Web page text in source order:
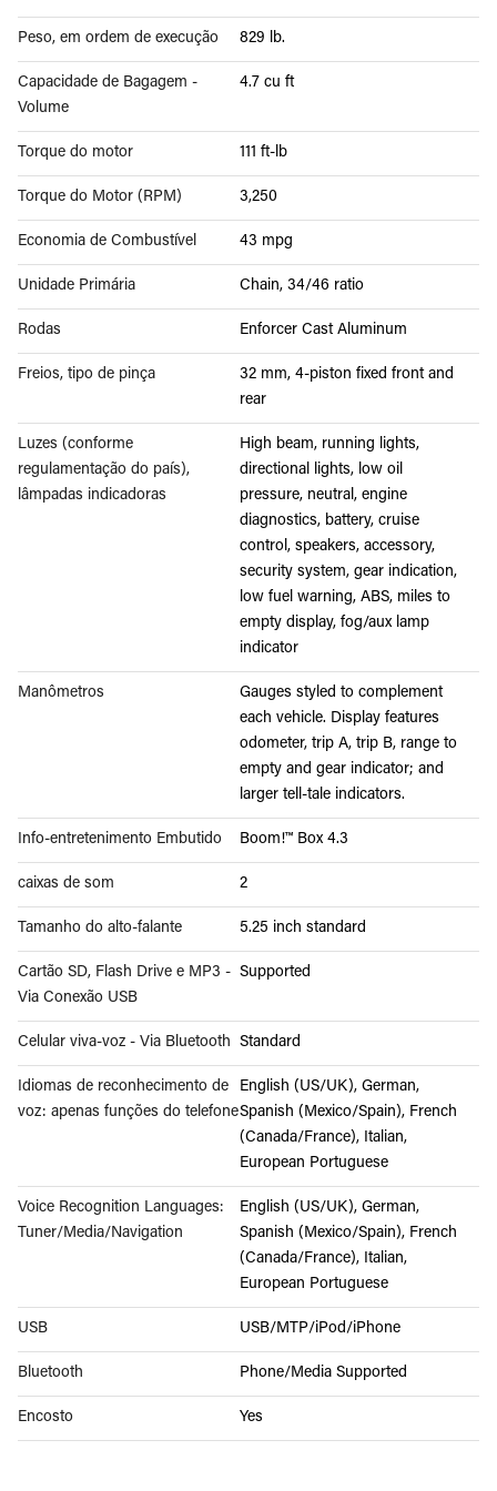
Peso, em ordem de execução 829 lb.
Capacidade de Bagagem -
Volume
4.7 cu ft
Torque do motor 111 ft-lb
Torque do Motor (RPM) 3,250
Economia de Combustível 43 mpg
Unidade Primária Chain, 34/46 ratio
Rodas Enforcer Cast Aluminum
Freios, tipo de pinça
32 mm, 4-piston fixed front and
rear
Luzes (conforme
regulamentação do país),
lâmpadas indicadoras
High beam, running lights,
directional lights, low oil
pressure, neutral, engine
diagnostics, battery, cruise
control, speakers, accessory,
security system, gear indication,
low fuel warning, ABS, miles to
empty display, fog/aux lamp
indicator
Manômetros
Gauges styled to complement
each vehicle. Display features
odometer, trip A, trip B, range to
empty and gear indicator; and
larger tell-tale indicators.
Info-entretenimento Embutido Boom!™ Box 4.3
caixas de som 2
Tamanho do alto-falante 5.25 inch standard
Cartão SD, Flash Drive e MP3 -
Via Conexão USB
Supported
Celular viva-voz - Via Bluetooth Standard
Idiomas de reconhecimento de
voz: apenas funções do telefone
English (US/UK), German,
Spanish (Mexico/Spain), French
(Canada/France), Italian,
European Portuguese
Voice Recognition Languages:
Tuner/Media/Navigation
English (US/UK), German,
Spanish (Mexico/Spain), French
(Canada/France), Italian,
European Portuguese
USB USB/MTP/iPod/iPhone
Bluetooth Phone/Media Supported
Encosto Yes